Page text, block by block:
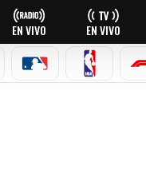
EN VIVO EN VIVO
MLB NBA